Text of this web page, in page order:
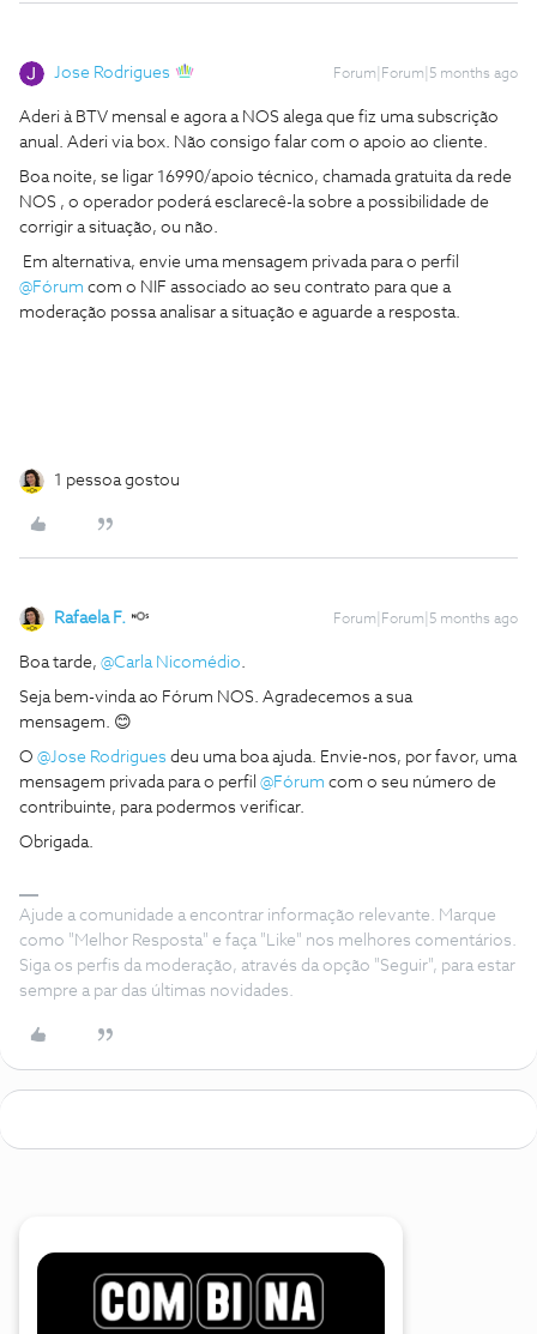
Jose Rodrigues Forum|Forum|5 months ago
Aderi à BTV mensal e agora a NOS alega que fiz uma subscrição
anual. Aderi via box. Não consigo falar com o apoio ao cliente.
Boa noite, se ligar 16990/apoio técnico, chamada gratuita da rede
NOS , o operador poderá esclarecê-la sobre a possibilidade de
corrigir a situação, ou não.
Em alternativa, envie uma mensagem privada para o perfil ​
@Fórum com o NIF associado ao seu contrato para que a
moderação possa analisar a situação e aguarde a resposta.
1 pessoa gostou
Rafaela F. Forum|Forum|5 months ago
Boa tarde, ​ @Carla Nicomédio.
Seja bem-vinda ao Fórum NOS. Agradecemos a sua
mensagem. 😊
O ​ @Jose Rodrigues deu uma boa ajuda. Envie-nos, por favor, uma
mensagem privada para o perfil ​ @Fórum com o seu número de
contribuinte, para podermos verificar.
Obrigada.
Ajude a comunidade a encontrar informação relevante. Marque
como "Melhor Resposta" e faça "Like" nos melhores comentários.
Siga os perfis da moderação, através da opção "Seguir", para estar
sempre a par das últimas novidades.